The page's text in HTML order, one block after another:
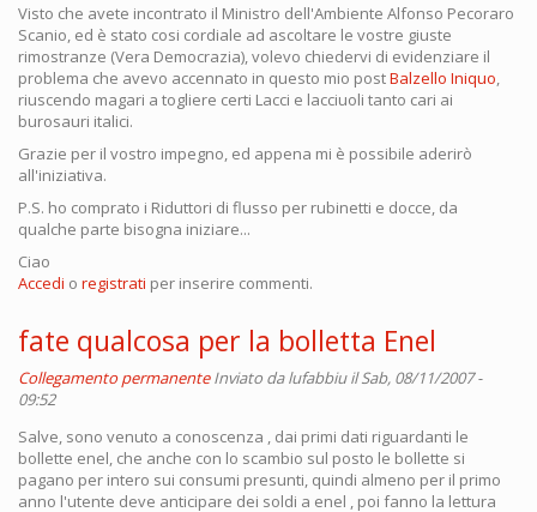
Visto che avete incontrato il Ministro dell'Ambiente Alfonso Pecoraro
Scanio, ed è stato cosi cordiale ad ascoltare le vostre giuste
rimostranze (Vera Democrazia), volevo chiedervi di evidenziare il
problema che avevo accennato in questo mio postBalzello Iniquo
riuscendo magari a togliere certi Lacci e lacciuoli tanto cari ai
burosauri italici.
Grazie per il vostro impegno, ed appena mi è possibile aderirò
all'iniziativa.
P.S. ho comprato i Riduttori di flusso per rubinetti e docce, da
qualche parte bisogna iniziare...
Ciao
Accedi o registrati per inserire commenti.
fate qualcosa per la bolletta Enel
Collegamento permanente Inviato dalufabbiuil Sab, 08/11/2007 -
09:52
Salve, sono venuto a conoscenza , dai primi dati riguardanti le
bollette enel, che anche con lo scambio sul posto le bollette si
pagano per intero sui consumi presunti, quindi almeno per il primo
anno l'utente deve anticipare dei soldi a enel , poi fanno la lettura